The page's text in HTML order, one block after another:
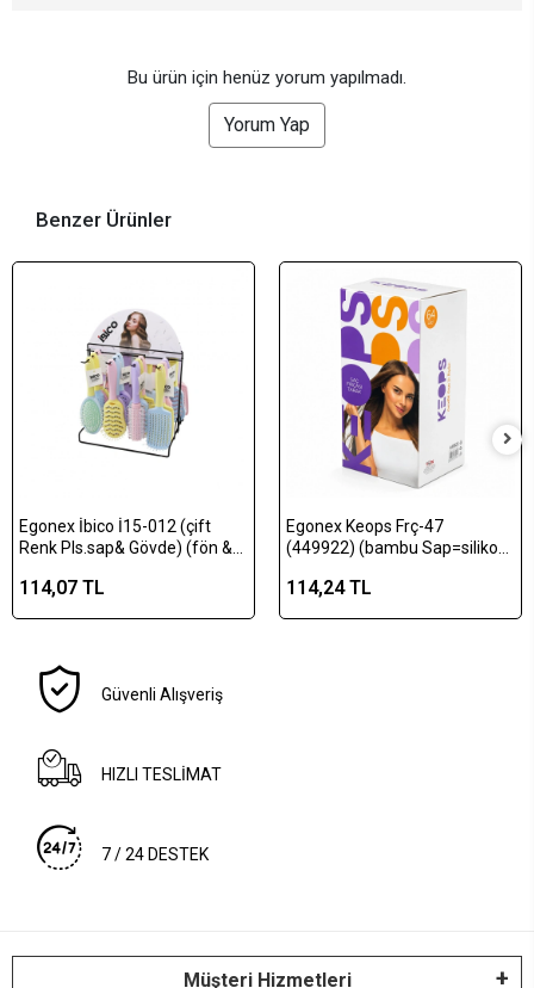
Bu ürün için henüz yorum yapılmadı.
Yorum Yap
Benzer Ürünler
Egonex İbico İ15-012 (çift
Renk Pls.sap& Gövde) (fön &
Model& 4 Renk) (beyaz Pls.&
114,07 TL
Egonex Keops Frç-47
(449922) (bambu Sap=silikon
(mix=fön & Saç Fırçası &
114,24 TL
Güvenli Alışveriş
HIZLI TESLİMAT
7 / 24 DESTEK
Müşteri Hizmetleri